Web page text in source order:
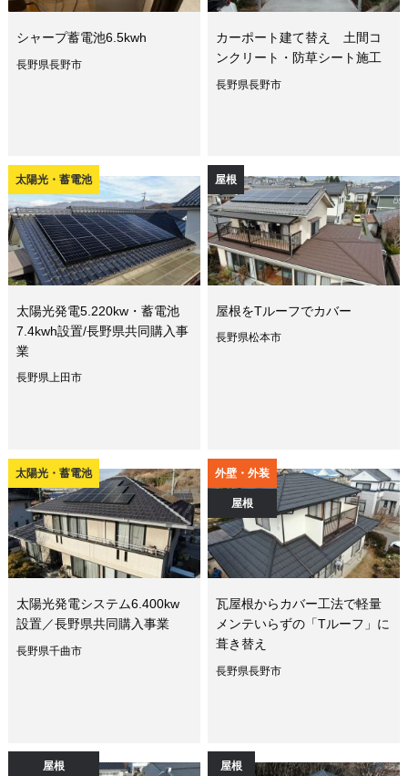
シャープ蓄電池6.5kwh
長野県長野市
カーポート建て替え 土間コ
ンクリート・防草シート施工
長野県長野市
太陽光・蓄電池
太陽光発電5.220kw・蓄電池
7.4kwh設置/長野県共同購入事
業
長野県上田市
屋根
屋根をTルーフでカバー
長野県松本市
太陽光・蓄電池
太陽光発電システム6.400kw
設置／長野県共同購入事業
長野県千曲市
外壁・外装
屋根
瓦屋根からカバー工法で軽量
メンテいらずの「Tルーフ」に
葺き替え
長野県長野市
屋根 屋根